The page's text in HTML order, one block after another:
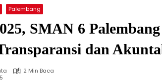
Palembang
SMAN 6
dan
2 Min Baca